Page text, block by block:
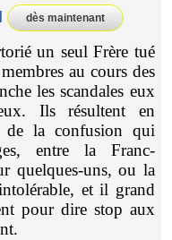
dès maintenant
un seul Frère tué
au cours des
les scandales eux
Ils résultent en
de la confusion qui
entre la Franc-
quelques-uns, ou la
et il grand
pour dire stop aux